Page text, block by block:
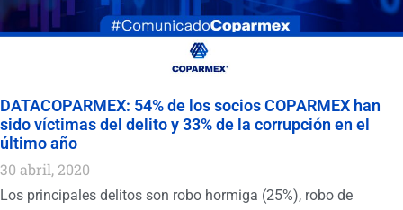
DATACOPARMEX: 54% de los socios COPARMEX han
sido víctimas del delito y 33% de la corrupción en el
último año
30 abril, 2020
Los principales delitos son robo hormiga (25%), robo de